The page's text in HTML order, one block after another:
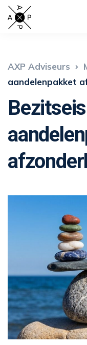
AXP Adviseurs
aandelenpakket